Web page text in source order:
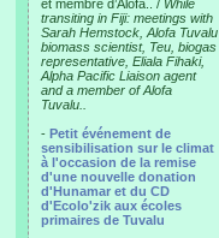
et membre d’Alofa.. / While
transiting in Fiji: meetings with
Sarah Hemstock, Alofa Tuvalu
biomass scientist, Teu, biogas
representative, Eliala Fihaki,
Alpha Pacific Liaison agent
and a member of Alofa
Tuvalu..
- Petit événement de
sensibilisation sur le climat
à l'occasion de la remise
d'une nouvelle donation
d'Hunamar et du CD
d'Ecolo'zik aux écoles
primaires de Tuvalu